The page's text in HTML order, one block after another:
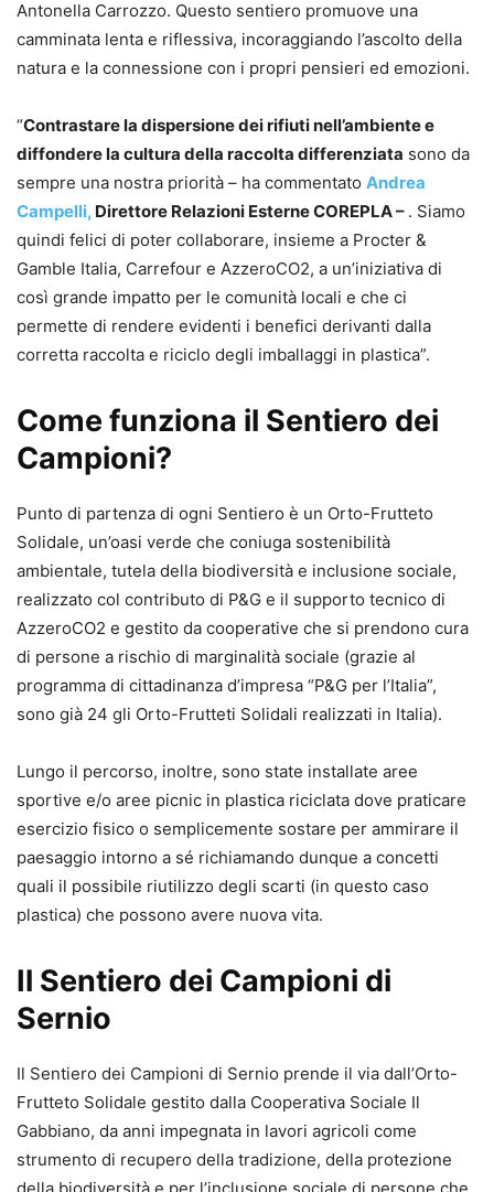
Antonella Carrozzo. Questo sentiero promuove una
camminata lenta e riflessiva, incoraggiando l’ascolto della
natura e la connessione con i propri pensieri ed emozioni.
“Contrastare la dispersione dei rifiuti nell’ambiente e
diffondere la cultura della raccolta differenziata sono da
sempre una nostra priorità – ha commentato Andrea
Campelli, Direttore Relazioni Esterne COREPLA – . Siamo
quindi felici di poter collaborare, insieme a Procter &
Gamble Italia, Carrefour e AzzeroCO2, a un’iniziativa di
così grande impatto per le comunità locali e che ci
permette di rendere evidenti i benefici derivanti dalla
corretta raccolta e riciclo degli imballaggi in plastica”.
Come funziona il Sentiero dei
Campioni?
Punto di partenza di ogni Sentiero è un Orto-Frutteto
Solidale, un’oasi verde che coniuga sostenibilità
ambientale, tutela della biodiversità e inclusione sociale,
realizzato col contributo di P&G e il supporto tecnico di
AzzeroCO2 e gestito da cooperative che si prendono cura
di persone a rischio di marginalità sociale (grazie al
programma di cittadinanza d’impresa “P&G per l’Italia”,
sono già 24 gli Orto-Frutteti Solidali realizzati in Italia).
Lungo il percorso, inoltre, sono state installate aree
sportive e/o aree picnic in plastica riciclata dove praticare
esercizio fisico o semplicemente sostare per ammirare il
paesaggio intorno a sé richiamando dunque a concetti
quali il possibile riutilizzo degli scarti (in questo caso
plastica) che possono avere nuova vita.
Il Sentiero dei Campioni di
Sernio
Il Sentiero dei Campioni di Sernio prende il via dall’Orto-
Frutteto Solidale gestito dalla Cooperativa Sociale Il
Gabbiano, da anni impegnata in lavori agricoli come
strumento di recupero della tradizione, della protezione
della biodiversità e per l’inclusione sociale di persone che